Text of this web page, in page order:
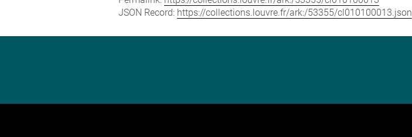
JSON Record: https://collections.louvre.fr/ark:/53355/cl010100013.json